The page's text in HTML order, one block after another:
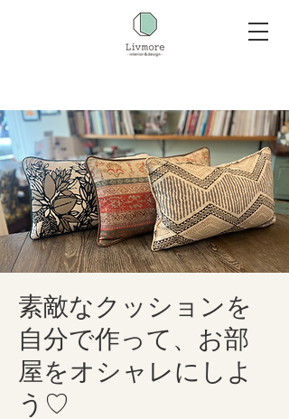
素敵なクッションを
自分で作って、お部
屋をオシャレにしよ
う♡